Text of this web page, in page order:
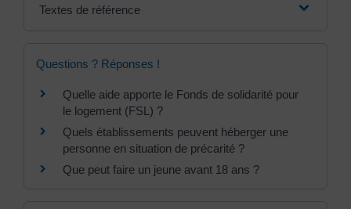
Textes de référence
Questions ? Réponses !
Quelle aide apporte le Fonds de solidarité pour
le logement (FSL) ?
Quels établissements peuvent héberger une
personne en situation de précarité ?
Que peut faire un jeune avant 18 ans ?